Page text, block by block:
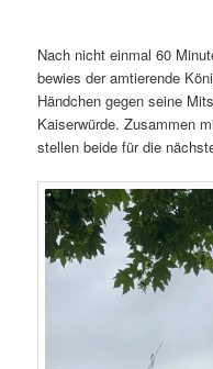
Nach nicht einmal 60
bewies der amtierende
Händchen gegen seine
Kaiserwürde. Zusammen
stellen beide für die